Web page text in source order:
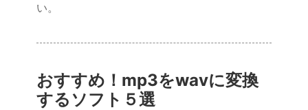
い。
おすすめ！mp3をwavに変換
するソフト５選